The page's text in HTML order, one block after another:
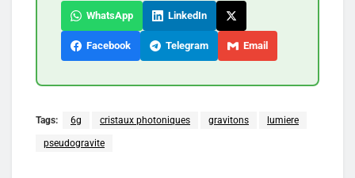
WhatsApp LinkedIn
Facebook Telegram Email
Tags: 6g cristaux photoniques gravitons lumiere
pseudogravite